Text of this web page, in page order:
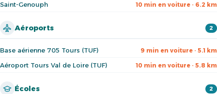
Saint-Genouph 10 min en voiture · 6.2 km
Aéroports 2
Base aérienne 705 Tours (TUF) 9 min en voiture · 5.1 km
Aéroport Tours Val de Loire (TUF) 10 min en voiture · 5.8 km
Écoles 2